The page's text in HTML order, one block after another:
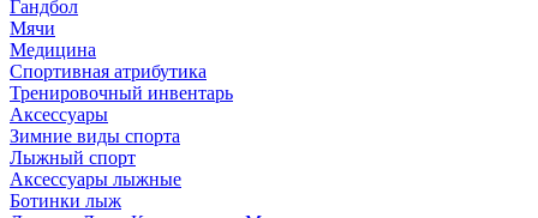
Гандбол
Мячи
Медицина
Спортивная атрибутика
Тренировочный инвентарь
Аксессуары
Зимние виды спорта
Лыжный спорт
Аксессуары лыжные
Ботинки лыж